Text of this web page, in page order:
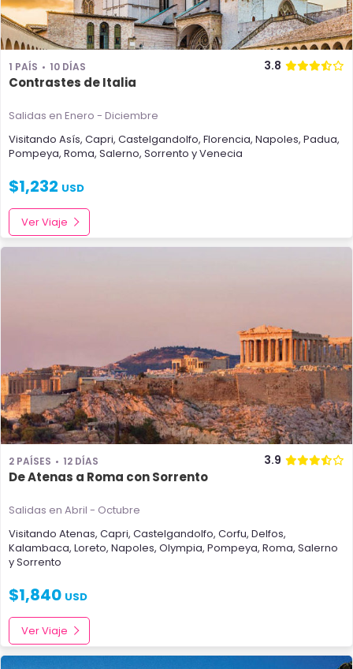
1 PAÍS 10 DÍAS 3.8
Contrastes de Italia
Salidas en Enero - Diciembre
Visitando Asís, Capri, Castelgandolfo, Florencia, Napoles, Padua,
Pompeya, Roma, Salerno, Sorrento yVenecia
$1,232 USD
Ver Viaje
2 PAÍSES 12 DÍAS 3.9
De Atenas a Roma con Sorrento
Salidas en Abril - Octubre
Visitando Atenas, Capri, Castelgandolfo, Corfu, Delfos,
Kalambaca, Loreto, Napoles, Olympia, Pompeya, Roma, Salerno
ySorrento
$1,840 USD
Ver Viaje